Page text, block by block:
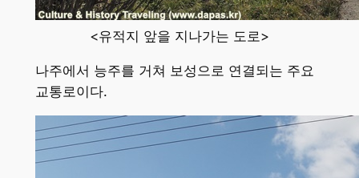
<유적지 앞을 지나가는 도로>
나주에서 능주를 거쳐 보성으로 연결되는 주요
교통로이다.